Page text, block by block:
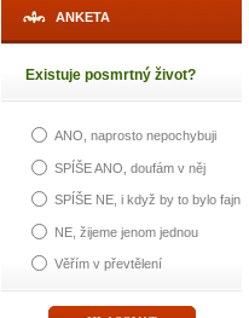
ANKETA
Existuje posmrtný život?
ANO, naprosto nepochybuji
SPÍŠE ANO, doufám v něj
SPÍŠE NE, i když by to bylo fajn
NE, žijeme jenom jednou
Věřím v převtělení